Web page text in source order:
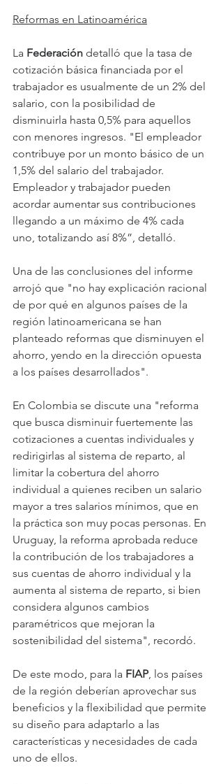
Reformas en Latinoamérica
La Federación detalló que la tasa de
cotización básica financiada por el
trabajador es usualmente de un 2% del
salario, con la posibilidad de
disminuirla hasta 0,5% para aquellos
con menores ingresos. "El empleador
contribuye por un monto básico de un
1,5% del salario del trabajador.
Empleador y trabajador pueden
acordar aumentar sus contribuciones
llegando a un máximo de 4% cada
uno, totalizando así 8%”, detalló.
Una de las conclusiones del informe
arrojó que "no hay explicación racional
de por qué en algunos países de la
región latinoamericana se han
planteado reformas que disminuyen el
ahorro, yendo en la dirección opuesta
a los países desarrollados".
En Colombia se discute una "reforma
que busca disminuir fuertemente las
cotizaciones a cuentas individuales y
redirigirlas al sistema de reparto, al
limitar la cobertura del ahorro
individual a quienes reciben un salario
mayor a tres salarios mínimos, que en
la práctica son muy pocas personas. En
Uruguay, la reforma aprobada reduce
la contribución de los trabajadores a
sus cuentas de ahorro individual y la
aumenta al sistema de reparto, si bien
considera algunos cambios
paramétricos que mejoran la
sostenibilidad del sistema", recordó.
De este modo, para la FIAP, los países
de la región deberían aprovechar sus
beneficios y la flexibilidad que permite
su diseño para adaptarlo a las
características y necesidades de cada
uno de ellos.